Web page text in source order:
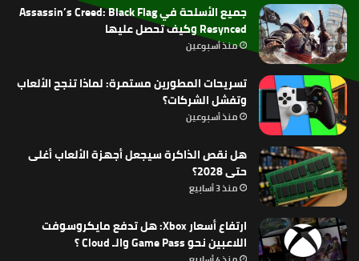
جميع الأسلحة في Assassin’s Creed: Black Flag
Resynced وكيف تحصل عليها
منذ أسبوعين
تسريحات المطورين مستمرة: لماذا تنجح الألعاب
وتفشل الشركات؟
منذ أسبوعين
هل نقص الذاكرة سيجعل أجهزة الألعاب أغلى
حتى 2028؟
منذ 3 أسابيع
ارتفاع أسعار Xbox: هل تدفع مايكروسوفت
اللاعبين نحو Game Pass والـ Cloud ؟